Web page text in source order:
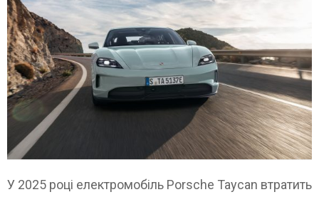
У 2025 році електромобіль Porsche Taycan втратить